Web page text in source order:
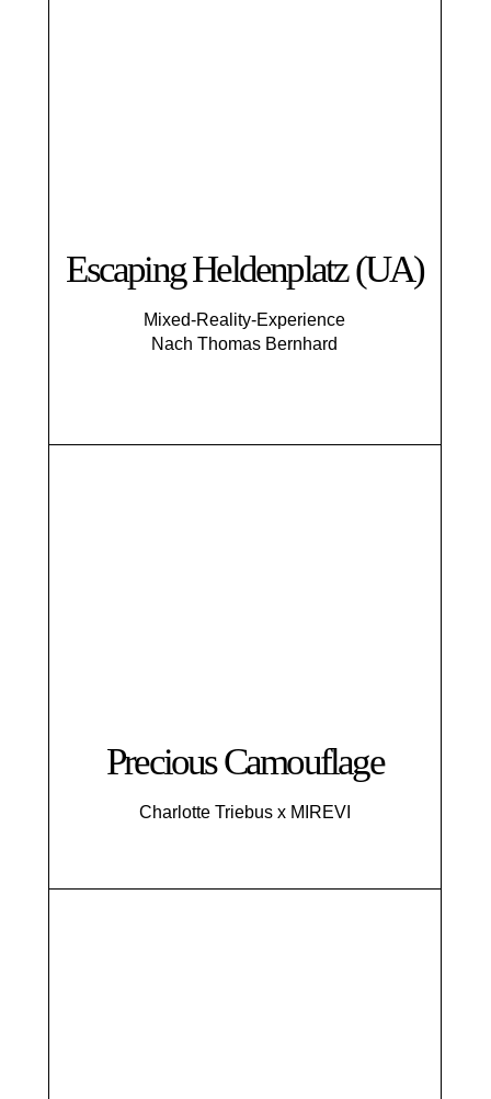
Escaping Helden­platz (UA)
Mixed-Reality-Experience
Nach Thomas Bernhard
Precious Camouflage
Charlotte Triebus x MIREVI